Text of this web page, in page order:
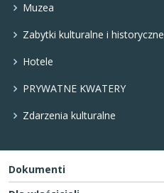
Muzea
Zabytki kulturalne i historyczne
Hotele
PRYWATNE KWATERY
Zdarzenia kulturalne
Dokumenti